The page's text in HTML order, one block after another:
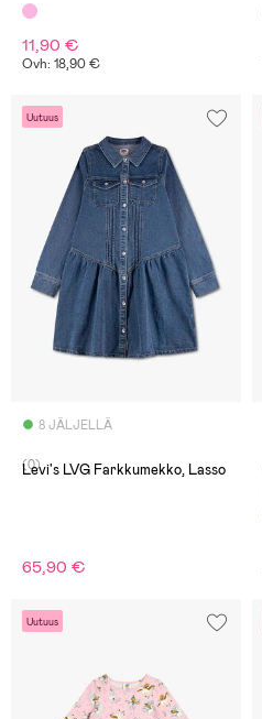
11,90 €
Ovh: 18,90 €
Uutuus
8 JÄLJELLÄ
(0)
Levi's LVG Farkkumekko, Lasso
65,90 €
Uutuus